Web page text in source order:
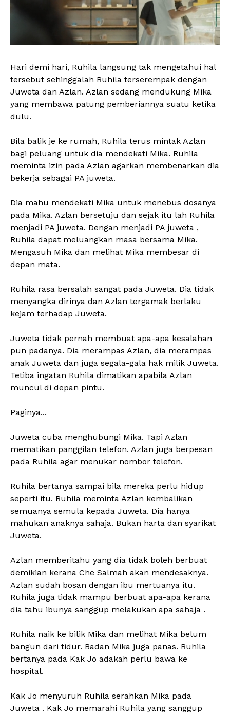
Hari demi hari, Ruhila langsung tak mengetahui hal
tersebut sehinggalah Ruhila terserempak dengan
Juweta dan Azlan. Azlan sedang mendukung Mika
yang membawa patung pemberiannya suatu ketika
dulu.
Bila balik je ke rumah, Ruhila terus mintak Azlan
bagi peluang untuk dia mendekati Mika. Ruhila
meminta izin pada Azlan agarkan membenarkan dia
bekerja sebagai PA juweta.
Dia mahu mendekati Mika untuk menebus dosanya
pada Mika. Azlan bersetuju dan sejak itu lah Ruhila
menjadi PA juweta. Dengan menjadi PA juweta ,
Ruhila dapat meluangkan masa bersama Mika.
Mengasuh Mika dan melihat Mika membesar di
depan mata.
Ruhila rasa bersalah sangat pada Juweta. Dia tidak
menyangka dirinya dan Azlan tergamak berlaku
kejam terhadap Juweta.
Juweta tidak pernah membuat apa-apa kesalahan
pun padanya. Dia merampas Azlan, dia merampas
anak Juweta dan juga segala-gala hak milik Juweta.
Tetiba ingatan Ruhila dimatikan apabila Azlan
muncul di depan pintu.
Paginya...
Juweta cuba menghubungi Mika. Tapi Azlan
mematikan panggilan telefon. Azlan juga berpesan
pada Ruhila agar menukar nombor telefon.
Ruhila bertanya sampai bila mereka perlu hidup
seperti itu. Ruhila meminta Azlan kembalikan
semuanya semula kepada Juweta. Dia hanya
mahukan anaknya sahaja. Bukan harta dan syarikat
Juweta.
Azlan memberitahu yang dia tidak boleh berbuat
demikian kerana Che Salmah akan mendesaknya.
Azlan sudah bosan dengan ibu mertuanya itu.
Ruhila juga tidak mampu berbuat apa-apa kerana
dia tahu ibunya sanggup melakukan apa sahaja .
Ruhila naik ke bilik Mika dan melihat Mika belum
bangun dari tidur. Badan Mika juga panas. Ruhila
bertanya pada Kak Jo adakah perlu bawa ke
hospital.
Kak Jo menyuruh Ruhila serahkan Mika pada
Juweta . Kak Jo memarahi Ruhila yang sanggup